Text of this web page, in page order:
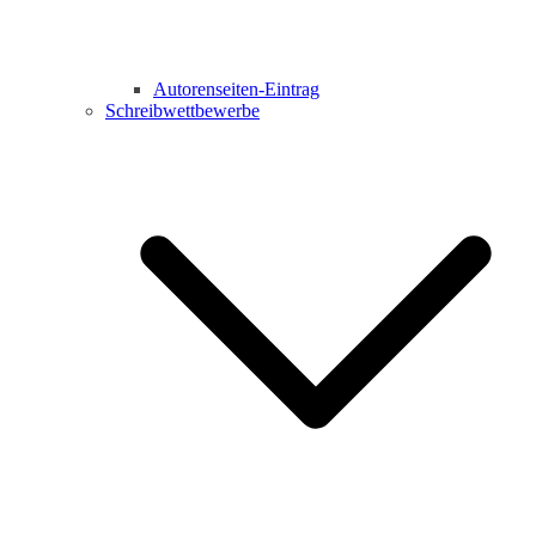
Autorenseiten-Eintrag
Schreibwettbewerbe